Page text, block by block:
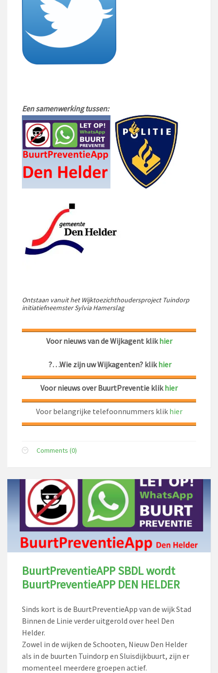
Een samenwerking tussen:
Ontstaan vanuit het Wijktoezichthoudersproject Tuindorp
initiatiefneemster Sylvia Hamerslag
Voor nieuws van de Wijkagent klikhier
?…Wie zijn uw Wijkagenten? klikhier
Voor nieuws over BuurtPreventie klikhier
Voor belangrijke telefoonnummers klik hier
Comments (0)
BuurtPreventieAPP SBDL wordt
BuurtPreventieAPP DEN HELDER
Sinds kort is de BuurtPreventieApp van de wijk Stad
Binnen de Linie verder uitgerold over heel Den
Helder.
Zowel in de wijken de Schooten, Nieuw Den Helder
als in de buurten Tuindorp en Sluisdijkbuurt, zijn er
momenteel meerdere groepen actief.